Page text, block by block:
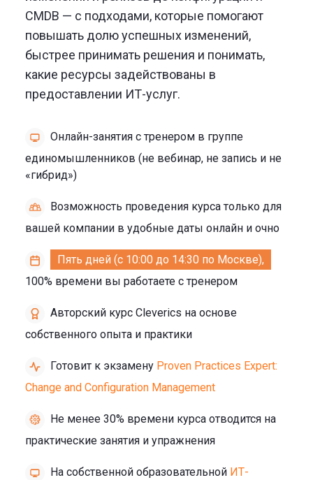
CMDB — с подходами, которые помогают
повышать долю успешных изменений,
быстрее принимать решения и понимать,
какие ресурсы задействованы в
предоставлении ИТ-услуг.
Онлайн-занятия с тренером в группе
единомышленников (не вебинар, не запись и не
«гибрид»)
Возможность проведения курса только для
вашей компании в удобные даты онлайн и очно
Пять дней (с 10:00 до 14:30 по Москве),
100% времени вы работаете с тренером
Авторский курс Cleverics на основе
собственного опыта и практики
Готовит к экзамену Proven Practices Expert:
Change and Configuration Management
Не менее 30% времени курса отводится на
практические занятия и упражнения
На собственной образовательной ИТ-